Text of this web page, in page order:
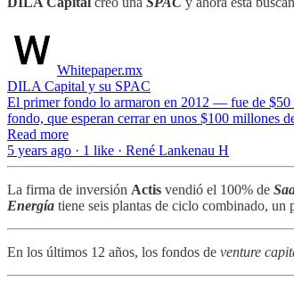
Whitepaper.mx
DILA Capital y su SPAC
El primer fondo lo armaron en 2012 — fue de $50
fondo, que esperan cerrar en unos $100 millones
Read more
5 years ago · 1 like · René Lankenau H
La firma de inversión Actis vendió el 100% de
Energía tiene seis plantas de ciclo combinado, un
En los últimos 12 años, los fondos de venture